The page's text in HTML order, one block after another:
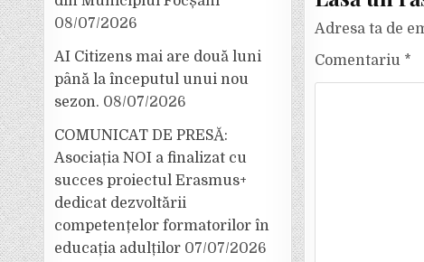
Adresa ta de
Comentariu *
08/07/2026
AI Citizens mai are două luni
până la începutul unui nou
sezon. 08/07/2026
COMUNICAT DE PRESĂ:
Asociația NOI a finalizat cu
succes proiectul Erasmus+
dedicat dezvoltării
competențelor formatorilor în
educația adulților 07/07/2026